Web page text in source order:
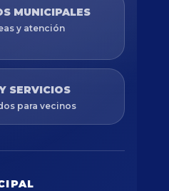
MUNICIPALES
y atención
SERVICIOS
para vecinos